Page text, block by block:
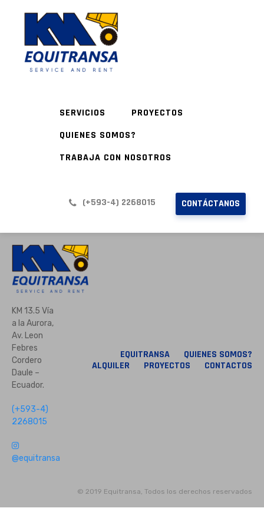
SERVICIOS
PROYECTOS
QUIENES SOMOS?
TRABAJA CON NOSOTROS
(+593-4) 2268015 CONTÁCTANOS
KM 13.5 Vía
a la Aurora,
Av. Leon
Febres
Cordero
Daule –
Ecuador.
(+593-4)
2268015
@equitransa
EQUITRANSA
QUIENES SOMOS?
ALQUILER
PROYECTOS CONTACTOS
© 2019 Equitransa, Todos los derechos reservados